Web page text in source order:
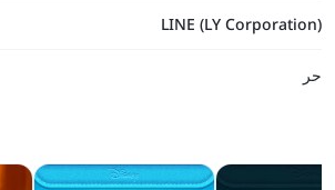
LINE (LY Corporation)
حر